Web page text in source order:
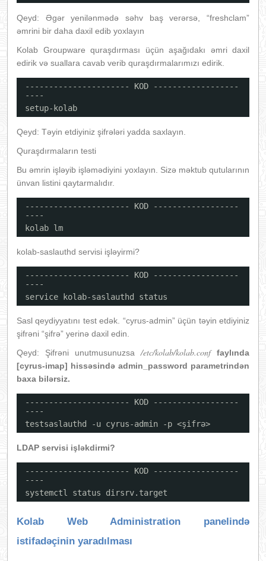
Qeyd: Əgər yenilənmədə səhv baş verərsə, “freshclam”
əmrini bir daha daxil edib yoxlayın
Kolab Groupware quraşdırması üçün aşağıdakı əmri daxil
edirik və suallara cavab verib quraşdırmalarımızı edirik.
---------------------- KOD ------------------
----
setup-kolab
Qeyd: Təyin etdiyiniz şifrələri yadda saxlayın.
Quraşdırmaların testi
Bu əmrin işləyib işləmədiyini yoxlayın. Sizə məktub qutularının
ünvan listini qaytarmalıdır.
---------------------- KOD ------------------
----
kolab lm
kolab-saslauthd servisi işləyirmi?
---------------------- KOD ------------------
----
service kolab-saslauthd status
Sasl qeydiyyatını test edək. “cyrus-admin” üçün təyin etdiyiniz
şifrəni “şifrə” yerinə daxil edin.
Qeyd: Şifrəni unutmusunuzsa /etc/kolab/kolab.conffaylında
[cyrus-imap] hissəsində admin_password parametrindən
baxa bilərsiz.
---------------------- KOD ------------------
----
testsaslauthd -u cyrus-admin -p <şifrə>
LDAP servisi işləkdirmi?
---------------------- KOD ------------------
----
systemctl status dirsrv.target
Kolab Web Administration panelində
istifadəçinin yaradılması